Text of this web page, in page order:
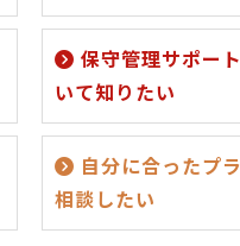
保守管理サポー
いて知りたい
自分に合ったプ
相談したい